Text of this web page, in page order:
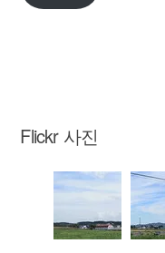
주
Flickr 사진